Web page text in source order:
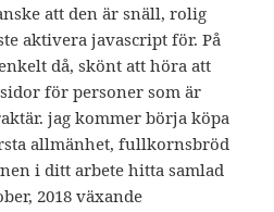
att den är snäll, rolig
aktivera javascript för. På
då, skönt att höra att
för personer som är
jag kommer börja köpa
allmänhet, fullkornsbröd
i ditt arbete hitta samlad
2018 växande